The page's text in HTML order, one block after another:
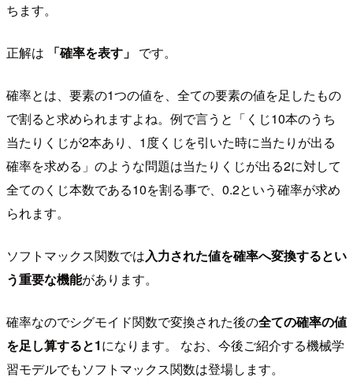
ちます。
正解は 「確率を表す」 です。
確率とは、要素の1つの値を、全ての要素の値を足したもの
で割ると求められますよね。例で言うと「くじ10本のうち
当たりくじが2本あり、1度くじを引いた時に当たりが出る
確率を求める」のような問題は当たりくじが出る2に対して
全てのくじ本数である10を割る事で、0.2という確率が求め
られます。
ソフトマックス関数では入力された値を確率へ変換するとい
う重要な機能があります。
確率なのでシグモイド関数で変換された後の全ての確率の値
を足し算すると1になります。 なお、今後ご紹介する機械学
習モデルでもソフトマックス関数は登場します。